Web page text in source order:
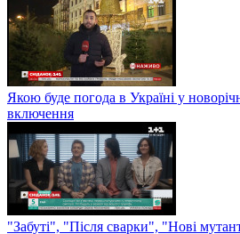
Якою буде погода в Україні у
включення
"Забуті", "Після сварки", "Нові